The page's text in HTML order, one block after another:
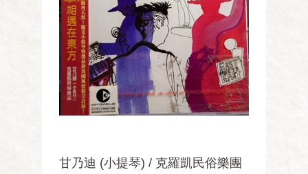
甘乃迪 (小提琴) / 克羅凱民俗樂團